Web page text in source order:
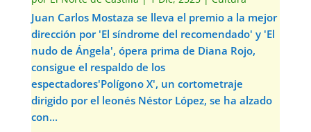
Juan Carlos Mostaza se lleva el premio a la mejor
dirección por 'El síndrome del recomendado' y 'El
nudo de Ángela', ópera prima de Diana Rojo,
consigue el respaldo de los
espectadores'Polígono X', un cortometraje
dirigido por el leonés Néstor López, se ha alzado
con...